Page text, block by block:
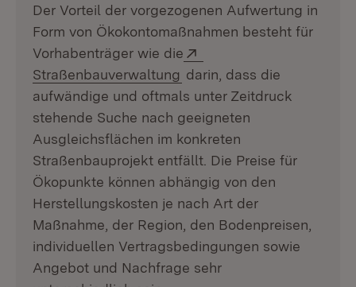
Der Vorteil der vorgezogenen Aufwertung in
Form von Ökokontomaßnahmen besteht für
Vorhabenträger wie die
Straßenbauverwaltung (Öffnet in neuem Fenster)
darin, dass die
aufwändige und oftmals unter Zeitdruck
stehende Suche nach geeigneten
Ausgleichsflächen im konkreten
Straßenbauprojekt entfällt. Die Preise für
Ökopunkte können abhängig von den
Herstellungskosten je nach Art der
Maßnahme, der Region, den Bodenpreisen,
individuellen Vertragsbedingungen sowie
Angebot und Nachfrage sehr